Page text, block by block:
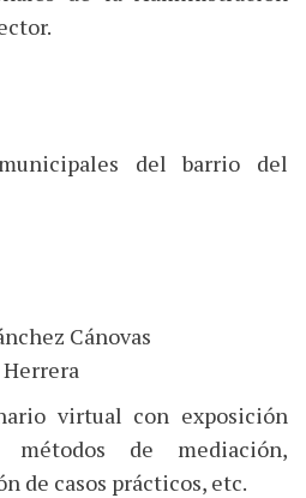
del barrio del
Cánovas
virtual con exposición
de mediación,
de casos prácticos, etc.